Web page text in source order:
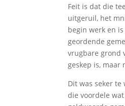
Feit is dat die
uitgeruil, het
begin werk en
geordende
vrugbare grond
geskep is, maar
Dit was seker
die voordele